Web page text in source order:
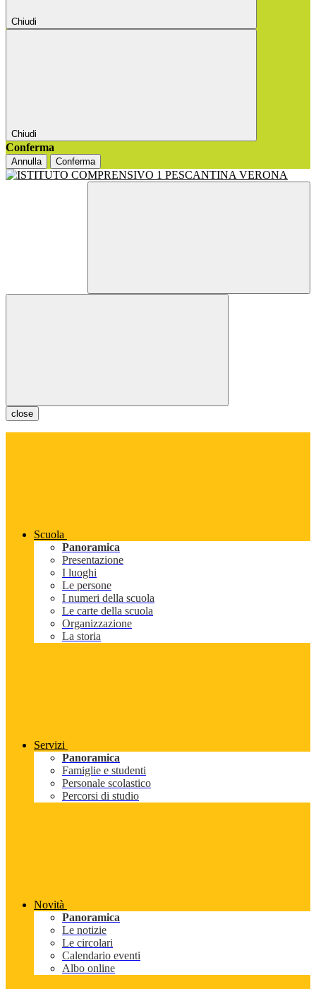
Chiudi
Chiudi
Conferma
Annulla Conferma
close
Scuola
Panoramica
Presentazione
I luoghi
Le persone
I numeri della scuola
Le carte della scuola
Organizzazione
La storia
Servizi
Panoramica
Famiglie e studenti
Personale scolastico
Percorsi di studio
Novità
Panoramica
Le notizie
Le circolari
Calendario eventi
Albo online